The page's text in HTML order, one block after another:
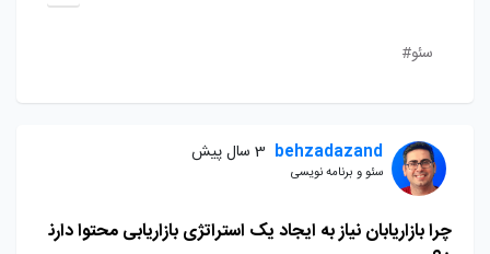
سئو#
behzadazand 3 سال پیش
سئو و برنامه نویسی
چرا بازاریابان نیاز به ایجاد یک استراتژی بازاریابی محتوا دارن